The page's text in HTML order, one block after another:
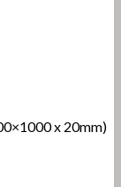
x 20mm)